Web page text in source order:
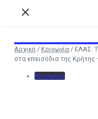
Αρχική / Κοινωνία / ΕΛΑΣ:
στα επεισόδια της Κρήτης
Κοινωνία